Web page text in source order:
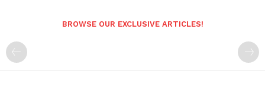
BROWSE OUR EXCLUSIVE ARTICLES!